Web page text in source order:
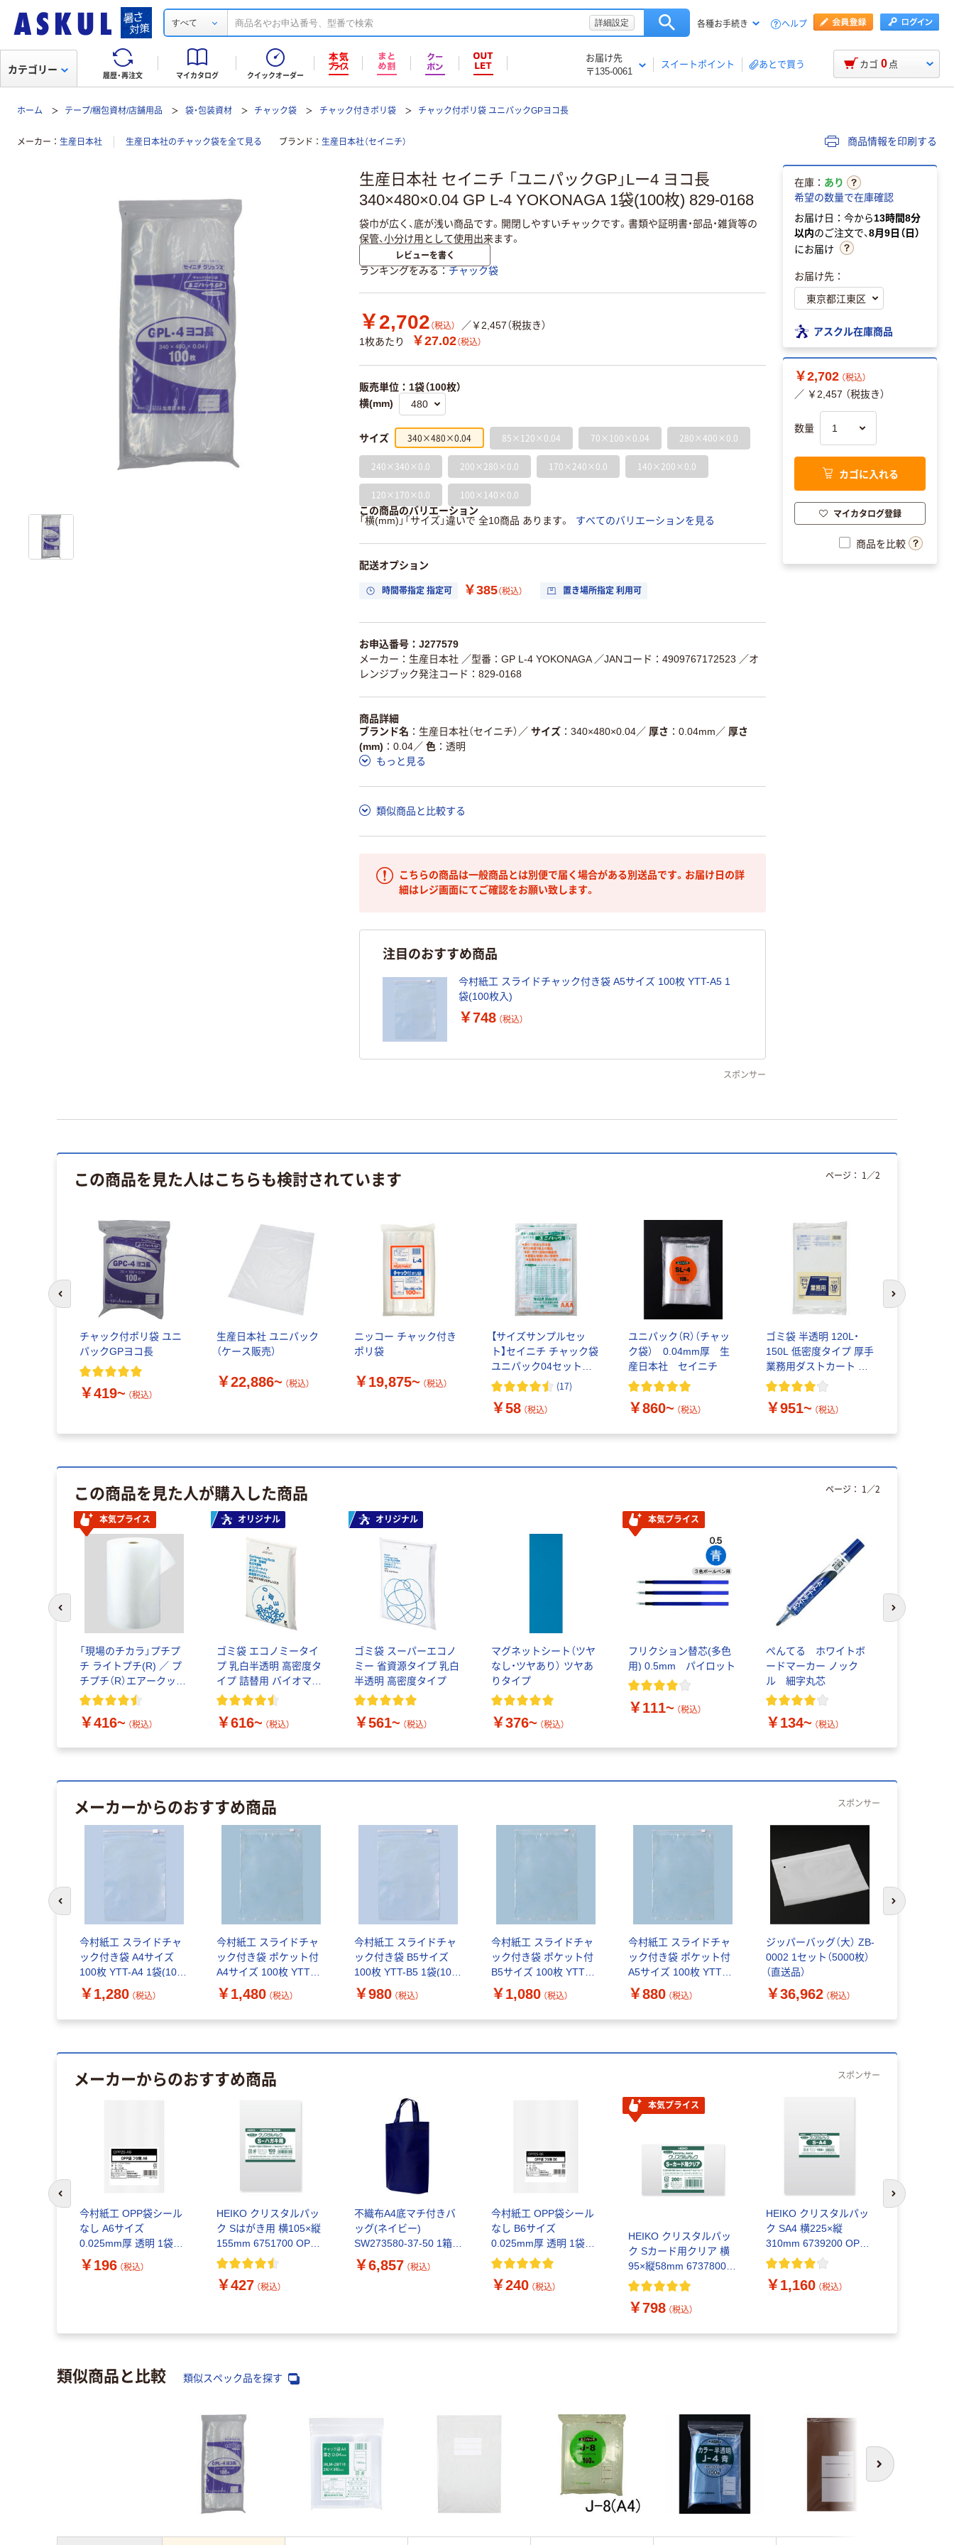
すべて 詳細設定 各種お手続き ヘルプ
履歴・再注文 マイカタログ クイックオーダー
お届け先
〒135-0061
スイートポイント あとで買う
カテゴリー カゴ 0 点
ホーム テープ/梱包資材/店舗用品 袋・包装資材 チャック袋 チャック付きポリ袋 チャック付ポリ袋 ユニパックGPヨコ長
メーカー 生産日本社 生産日本社のチャック袋を全て見る ブランド 生産日本社（セイニチ） 商品情報を印刷する
生産日本社 セイニチ 「ユニパックGP」Lー4 ヨコ長
340×480×0.04 GP L-4 YOKONAGA 1袋(100枚) 829-0168
袋巾が広く、底が浅い商品です。開閉しやすいチャックです。書類や証明書・部品・雑貨等の
保管、小分け用として使用出来ます。
レビューを書く
ランキングをみる チャック袋
￥2,702 （税込）
／￥2,457（税抜き）
1枚あたり
￥27.02（税込）
販売単位：1袋（100枚）
横(mm)
サイズ 340×480×0.04 85×120×0.04 70×100×0.04 280×400×0.0
240×340×0.0 200×280×0.0 170×240×0.0 140×200×0.0
120×170×0.0 100×140×0.0
この商品のバリエーション
「横(mm)」「サイズ」違いで 全10商品 あります。
すべてのバリエーションを見る
配送オプション
時間帯指定 指定可 ￥385（税込） 置き場所指定 利用可
お申込番号：J277579
メーカー：生産日本社 ／型番：GP L-4 YOKONAGA ／JANコード：4909767172523 ／オ
レンジブック発注コード：829-0168
商品詳細
ブランド名
生産日本社（セイニチ） ／ サイズ 340×480×0.04／ 厚さ 0.04mm ／ 厚さ
(mm)
0.04／ 色
透明
もっと見る
類似商品と比較する
こちらの商品は一般商品とは別便で届く場合がある別送品です。お届け日の詳
細はレジ画面にてご確認をお願い致します。
注目のおすすめ商品
今村紙工 スライドチャック付き袋 A5サイズ 100枚 YTT-A5 1
袋(100枚入)
￥748 （税込）
スポンサー
在庫： あり
希望の数量で在庫確認
お届け日：今から13時間8分
以内のご注文で、8月9日（日）
にお届け
お届け先：
アスクル在庫商品
￥2,702 （税込）
／ ￥2,457 （税抜き）
数量
カゴに入れる
マイカタログ登録
商品を比較
この商品を見た人はこちらも検討されています
チャック付ポリ袋 ユニ
パックGPヨコ長
￥419~ （税込）
生産日本社 ユニパック
（ケース販売）
￥22,886~ （税込）
ニッコー チャック付き
ポリ袋
￥19,875~ （税込）
【サイズサンプルセッ
ト】セイニチ チャック袋
ユニパック04セットサ
ンプル 1セット 生産日
(17)
￥58 （税込）
ユニパック（R）（チャッ
ク袋） 0.04mm厚 生
産日本社 セイニチ
￥860~ （税込）
ゴミ袋 半透明 120L・
150L 低密度タイプ 厚手
業務用ダストカート ジ
ャパックス
￥951~ （税込）
ページ： 1 ／2
前のスライドへ 次のスライド
この商品を見た人が購入した商品
本気プライス
「現場のチカラ」プチプ
チ ライトプチ(R) ／ プ
チプチ（R）エアークッシ
ョン 川上産業 超軽梱包
￥416~ （税込）
オリジナル
ゴミ袋 エコノミータイ
プ 乳白半透明 高密度タ
イプ 詰替用 バイオマス
素材10％配合
￥616~ （税込）
オリジナル
ゴミ袋 スーパーエコノ
ミー 省資源タイプ 乳白
半透明 高密度タイプ
￥561~ （税込）
マグネットシート（ツヤ
なし・ツヤあり） ツヤあ
りタイプ
￥376~ （税込）
本気プライス
フリクション替芯(多色
用) 0.5mm パイロット
￥111~ （税込）
ぺんてる ホワイトボ
ードマーカー ノック
ル 細字丸芯
￥134~ （税込）
ページ： 1 ／2
次のスライド
メーカーからのおすすめ商品 スポンサー
今村紙工 スライドチャ
ック付き袋 A4サイズ
100枚 YTT-A4 1袋(100
枚入)
￥1,280 （税込）
今村紙工 スライドチャ
ック付き袋 ポケット付
A4サイズ 100枚 YTTF-
A4 1袋(100枚入)
￥1,480 （税込）
今村紙工 スライドチャ
ック付き袋 B5サイズ
100枚 YTT-B5 1袋(100
枚入)
￥980 （税込）
今村紙工 スライドチャ
ック付き袋 ポケット付
B5サイズ 100枚 YTTF-
B5 1袋(100枚入)
￥1,080 （税込）
今村紙工 スライドチャ
ック付き袋 ポケット付
A5サイズ 100枚 YTTF-
A5 1袋(100枚入)
￥880 （税込）
ジッパーバッグ（大） ZB-
0002 1セット（5000枚）
（直送品）
￥36,962 （税込）
前のスライドへ 次のスライド
メーカーからのおすすめ商品 スポンサー
今村紙工 OPP袋シール
なし A6サイズ
0.025mm厚 透明 1袋
（100枚入）
￥196 （税込）
HEIKO クリスタルパッ
ク Sはがき用 横105×縦
155mm 6751700 OPP
袋 透明袋 1袋（100枚入）
￥427 （税込）
不織布A4底マチ付きバ
ッグ(ネイビー)
SW273580-37-50 1箱
（50枚）（直送品）
￥6,857 （税込）
今村紙工 OPP袋シール
なし B6サイズ
0.025mm厚 透明 1袋
（100枚入）
￥240 （税込）
本気プライス
HEIKO クリスタルパッ
ク Sカード用クリア 横
95×縦58mm 6737800
OPP袋 透明袋 1袋（200
￥798 （税込）
HEIKO クリスタルパッ
ク SA4 横225×縦
310mm 6739200 OPP
袋 透明袋 1袋（100枚入）
￥1,160 （税込）
次のスライド
類似商品と比較 類似スペック品を探す
次へ